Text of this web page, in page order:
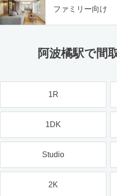
ファミリー向け
阿波橘駅で間
1R
1DK
Studio
2K